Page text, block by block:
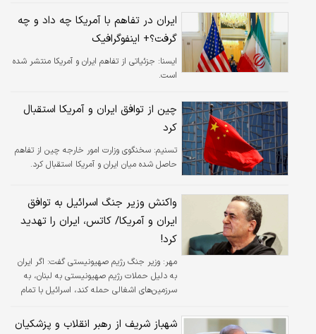
ایران در تفاهم با آمریکا چه داد و چه
گرفت؟+ اینفوگرافیک
ایسنا: جزئیاتی از تفاهم ایران و آمریکا منتشر شده
است.
چین از توافق ایران و آمریکا استقبال
کرد
تسنیم: سخنگوی وزارت امور خارجه چین از تفاهم
حاصل شده میان ایران و آمریکا استقبال کرد.
واکنش وزیر جنگ اسرائیل به توافق
ایران و آمریکا/ کاتس، ایران را تهدید
کرد!
مهر: وزیر جنگ رژیم صهیونیستی گفت: اگر ایران
به دلیل حملات رژیم صهیونیستی به لبنان، به
سرزمین‌های اشغالی حمله کند، اسرائیل با تمام
شهباز شریف از رهبر انقلاب و پزشکیان